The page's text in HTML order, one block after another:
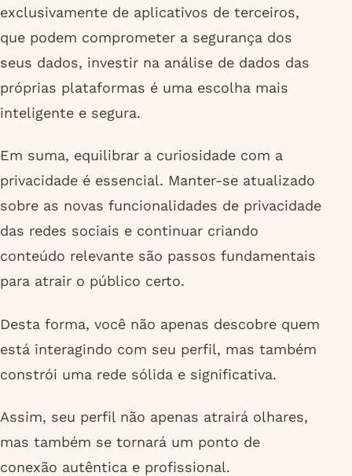
exclusivamente de aplicativos de terceiros,
que podem comprometer a segurança dos
seus dados, investir na análise de dados das
próprias plataformas é uma escolha mais
inteligente e segura.
Em suma, equilibrar a curiosidade com a
privacidade é essencial. Manter-se atualizado
sobre as novas funcionalidades de privacidade
das redes sociais e continuar criando
conteúdo relevante são passos fundamentais
para atrair o público certo.
Desta forma, você não apenas descobre quem
está interagindo com seu perfil, mas também
constrói uma rede sólida e significativa.
Assim, seu perfil não apenas atrairá olhares,
mas também se tornará um ponto de
conexão autêntica e profissional.